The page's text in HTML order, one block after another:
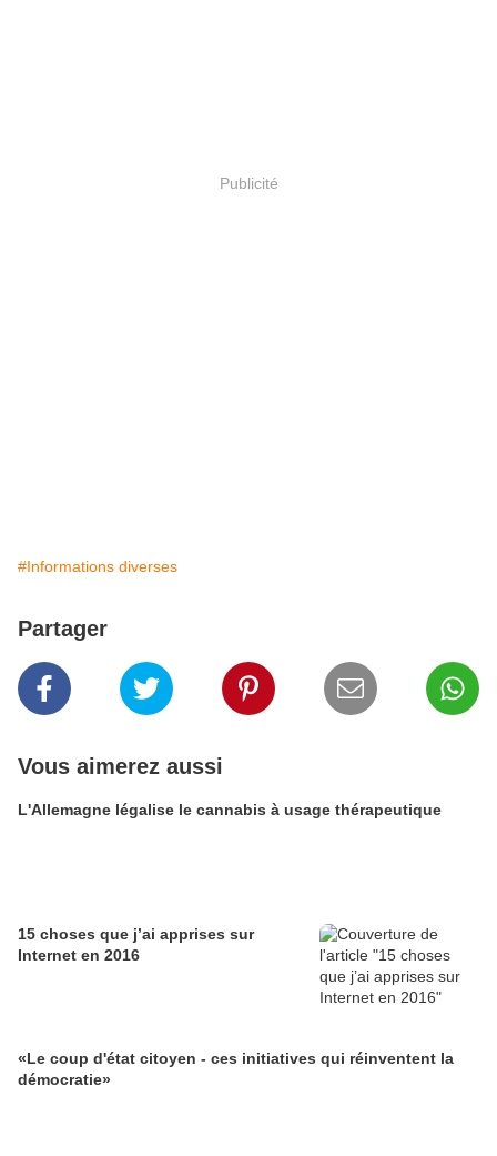
Publicité
#Informations diverses
Partager
Vous aimerez aussi
L'Allemagne légalise le cannabis à usage thérapeutique
15 choses que j’ai apprises sur
Internet en 2016
«Le coup d'état citoyen - ces initiatives qui réinventent la
démocratie»